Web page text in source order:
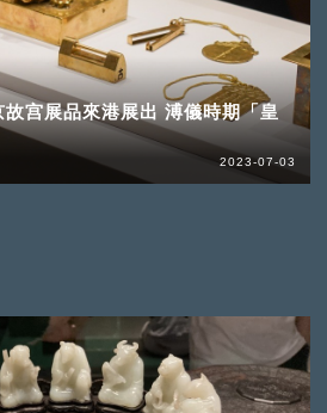
宫展品來港展出 溥儀時期「皇
2023-07-03